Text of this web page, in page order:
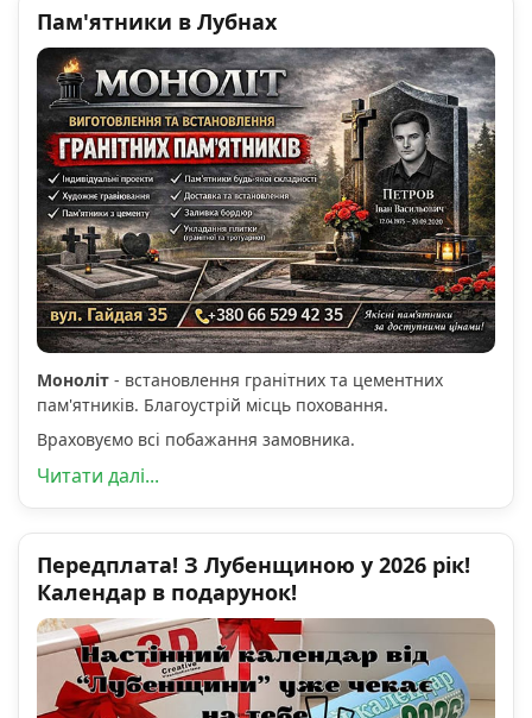
Пам'ятники в Лубнах
Моноліт - встановлення гранітних та цементних
пам'ятників. Благоустрій місць поховання.
Враховуємо всі побажання замовника.
Читати далі...
Передплата! З Лубенщиною у 2026 рік!
Календар в подарунок!